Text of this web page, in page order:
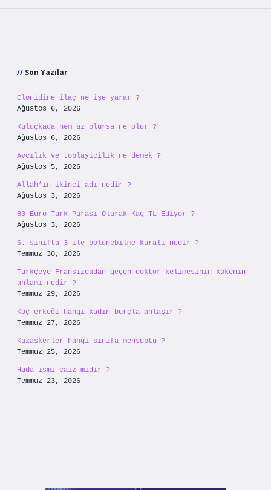
Son Yazılar
Clonidine ilaç ne işe yarar ?
Ağustos 6, 2026
Kuluçkada nem az olursa ne olur ?
Ağustos 6, 2026
Avcılık ve toplayicilik ne demek ?
Ağustos 5, 2026
Allah’ın ikinci adı nedir ?
Ağustos 3, 2026
80 Euro Türk Parası Olarak Kaç TL Ediyor ?
Ağustos 3, 2026
6. sınıfta 3 ile bölünebilme kuralı nedir ?
Temmuz 30, 2026
Türkçeye Fransızcadan geçen doktor kelimesinin kökenin
anlamı nedir ?
Temmuz 29, 2026
Koç erkeği hangi kadın burçla anlaşır ?
Temmuz 27, 2026
Kazaskerler hangi sınıfa mensuptu ?
Temmuz 25, 2026
Hüda ismi caiz midir ?
Temmuz 23, 2026